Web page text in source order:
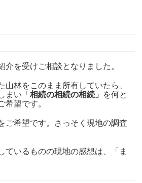
介を受けご相談となりました。
山林をこのまま所有していたら、
まい「相続の相続の相続」 を何と
希望です。
ご希望です。さっそく現地の調査
ているものの現地の感想は、「ま